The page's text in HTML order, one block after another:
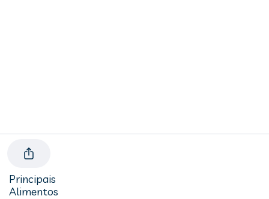
Principais
Alimentos